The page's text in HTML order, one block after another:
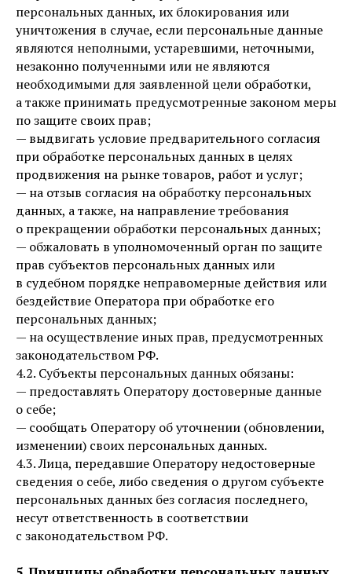
персональных данных, их блокирования или
уничтожения в случае, если персональные данные
являются неполными, устаревшими, неточными,
незаконно полученными или не являются
необходимыми для заявленной цели обработки,
а также принимать предусмотренные законом меры
по защите своих прав;
— выдвигать условие предварительного согласия
при обработке персональных данных в целях
продвижения на рынке товаров, работ и услуг;
— на отзыв согласия на обработку персональных
данных, а также, на направление требования
о прекращении обработки персональных данных;
— обжаловать в уполномоченный орган по защите
прав субъектов персональных данных или
в судебном порядке неправомерные действия или
бездействие Оператора при обработке его
персональных данных;
— на осуществление иных прав, предусмотренных
законодательством РФ.
4.2. Субъекты персональных данных обязаны:
— предоставлять Оператору достоверные данные
о себе;
— сообщать Оператору об уточнении (обновлении,
изменении) своих персональных данных.
4.3. Лица, передавшие Оператору недостоверные
сведения о себе, либо сведения о другом субъекте
персональных данных без согласия последнего,
несут ответственность в соответствии
с законодательством РФ.